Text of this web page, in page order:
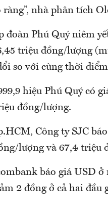
nhà phân tích
đoàn Phú Quý niêm
triệu đồng/lượng
so với cùng thời
hiệu Phú Quý có
đồng/lượng.
Công ty SJC
lượng và 67,4 triệu
báo giá USD
2 đồng ở cả hai đầu